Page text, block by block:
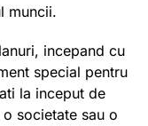
muncii.
incepand cu
special pentru
la inceput de
societate sau o